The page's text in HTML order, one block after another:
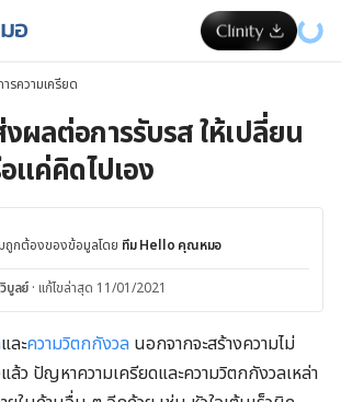
รความเครียด
ผลต่อการรับรส ให้เปลี่ยน
แค่คิดไปเอง
ถูกต้องของข้อมูลโดย ทีม Hello คุณหมอ
บูลย์ · แก้ไขล่าสุด 11/01/2021
และความวิตกกังวล นอกจากจะสร้างความไม่
ล้ว ปัญหาความเครียดและความวิตกกังวลเหล่า